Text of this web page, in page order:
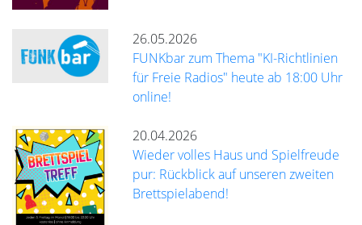
26.05.2026
FUNKbar zum Thema "KI-Richtlinien
für Freie Radios" heute ab 18:00 Uhr
online!
20.04.2026
Wieder volles Haus und Spielfreude
pur: Rückblick auf unseren zweiten
Brettspielabend!